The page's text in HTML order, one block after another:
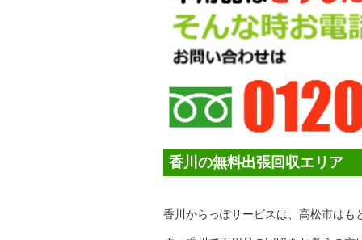
香川の無料出張回収エリア
香川からっぽサービスは、高松市はも